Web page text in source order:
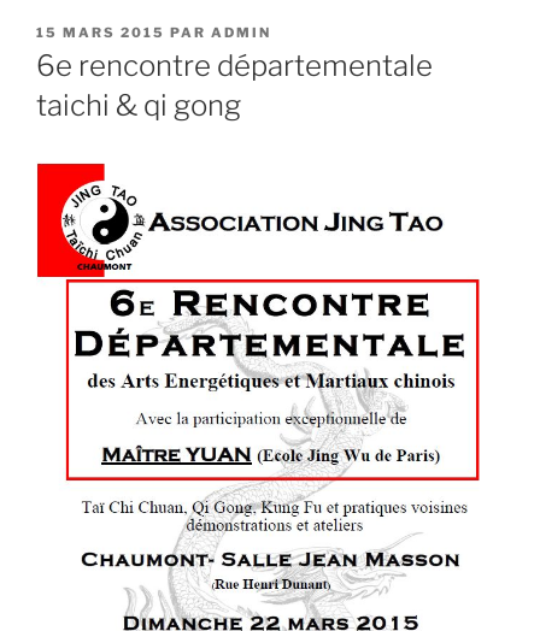
PUBLIÉ
LE
15 MARS 2015 PAR ADMIN
6e rencontre départementale
taichi & qi gong